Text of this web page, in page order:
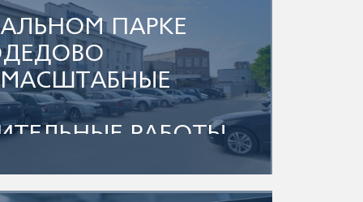
ПАРКЕ
МАСШТАБНЫЕ
РАБОТЫ
М2 РЕНОВИРОВАНО